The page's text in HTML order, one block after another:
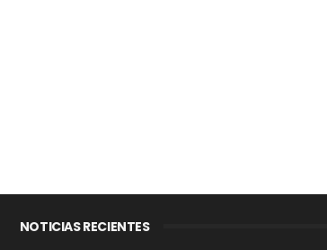
NOTICIAS RECIENTES